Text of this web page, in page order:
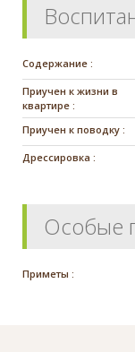
Содержание :
Приучен к жизни в
квартире :
Приучен к поводку :
Дрессировка :
Особые
Приметы :